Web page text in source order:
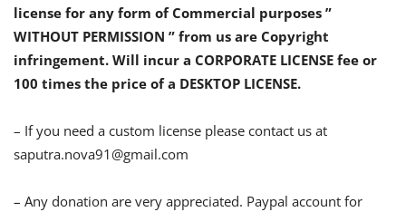
license for any form of Commercial purposes ”
WITHOUT PERMISSION ” from us are Copyright
infringement. Will incur a CORPORATE LICENSE fee or
100 times the price of a DESKTOP LICENSE.
– If you need a custom license please contact us at
saputra.nova91@gmail.com
– Any donation are very appreciated. Paypal account for